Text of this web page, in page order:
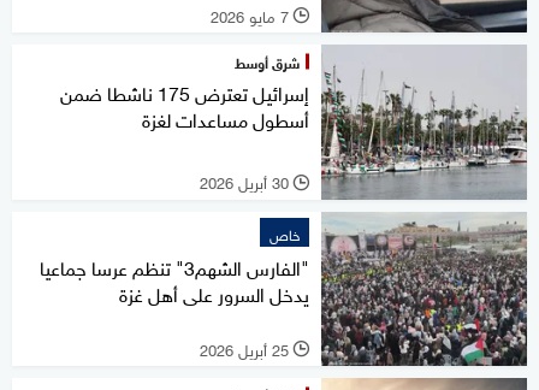
l 7 مايو 2026
شرق أوسط
إسرائيل تعترض 175 ناشطا ضمن
أسطول مساعدات لغزة
l 30 أبريل 2026
خاص
"الفارس الشهم3" تنظم عرسا جماعيا
يدخل السرور على أهل غزة
l 25 أبريل 2026